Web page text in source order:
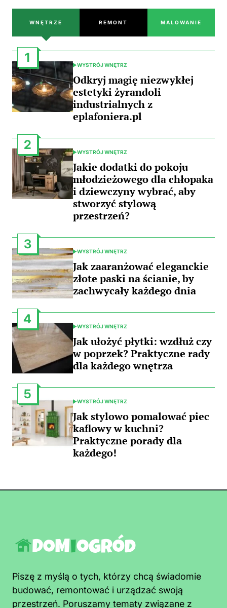
WNĘTRZE REMONT MALOWANIE
1
POSTED
IN
WYSTRÓJ WNĘTRZ
Odkryj magię niezwykłej
estetyki żyrandoli
industrialnych z
eplafoniera.pl
2
POSTED
IN
WYSTRÓJ WNĘTRZ
Jakie dodatki do pokoju
młodzieżowego dla chłopaka
i dziewczyny wybrać, aby
stworzyć stylową
przestrzeń?
3
POSTED
IN
WYSTRÓJ WNĘTRZ
Jak zaaranżować eleganckie
złote paski na ścianie, by
zachwycały każdego dnia
4
POSTED
IN
WYSTRÓJ WNĘTRZ
Jak ułożyć płytki: wzdłuż czy
w poprzek? Praktyczne rady
dla każdego wnętrza
5
POSTED
IN
WYSTRÓJ WNĘTRZ
Jak stylowo pomalować piec
kaflowy w kuchni?
Praktyczne porady dla
każdego!
Piszę z myślą o tych, którzy chcą świadomie
budować, remontować i urządzać swoją
przestrzeń. Poruszamy tematy związane z